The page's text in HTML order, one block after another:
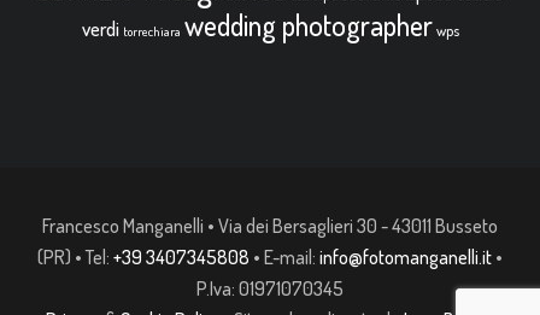
verdi torrechiara wedding photographer wps
Francesco Manganelli • Via dei Bersaglieri 30 - 43011 Busseto
(PR) • Tel: +39 3407345808 • E-mail: info@fotomanganelli.it •
P.Iva: 01971070345